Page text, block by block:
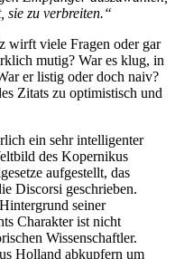
sie zu verbreiten.“
wirft viele Fragen oder gar
mutig? War es klug, in
er listig oder doch naiv?
Zitats zu optimistisch und
ein sehr intelligenter
des Kopernikus
aufgestellt, das
Discorsi geschrieben.
seiner
Charakter ist nicht
Wissenschaftler.
Holland abkupfern um